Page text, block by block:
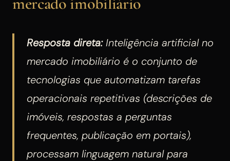
Resposta direta:Inteligência artificial no
mercado imobiliário é o conjunto de
tecnologias que automatizam tarefas
operacionais repetitivas (descrições de
imóveis, respostas a perguntas
frequentes, publicação em portais),
processam linguagem natural para